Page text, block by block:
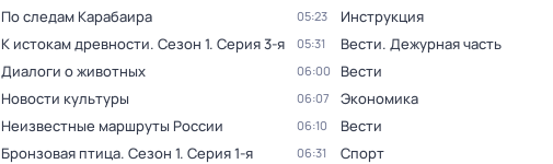
По следам Карабаира
К истокам древности. Сезон 1. Серия 3-я
Диалоги о животных
Новости культуры
Неизвестные маршруты России
Бронзовая птица. Сезон 1. Серия 1-я
05:23 Инструкция
05:31 Вести. Дежурная часть
06:00 Вести
06:07 Экономика
06:10 Вести
06:31 Спорт